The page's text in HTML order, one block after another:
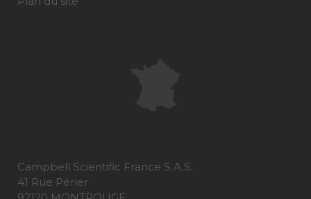
Campbell Scientific France S.A.S.
41 Rue Périer